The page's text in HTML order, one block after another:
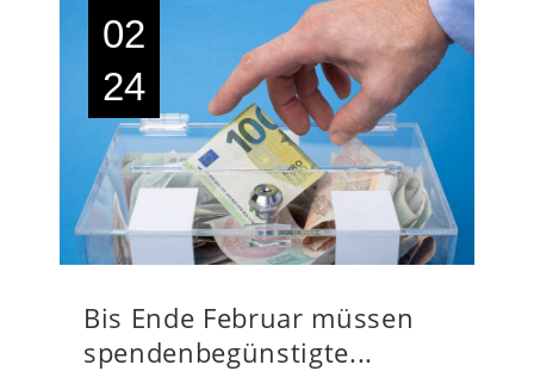
02
24
Bis Ende Februar müssen
spendenbegünstigte...